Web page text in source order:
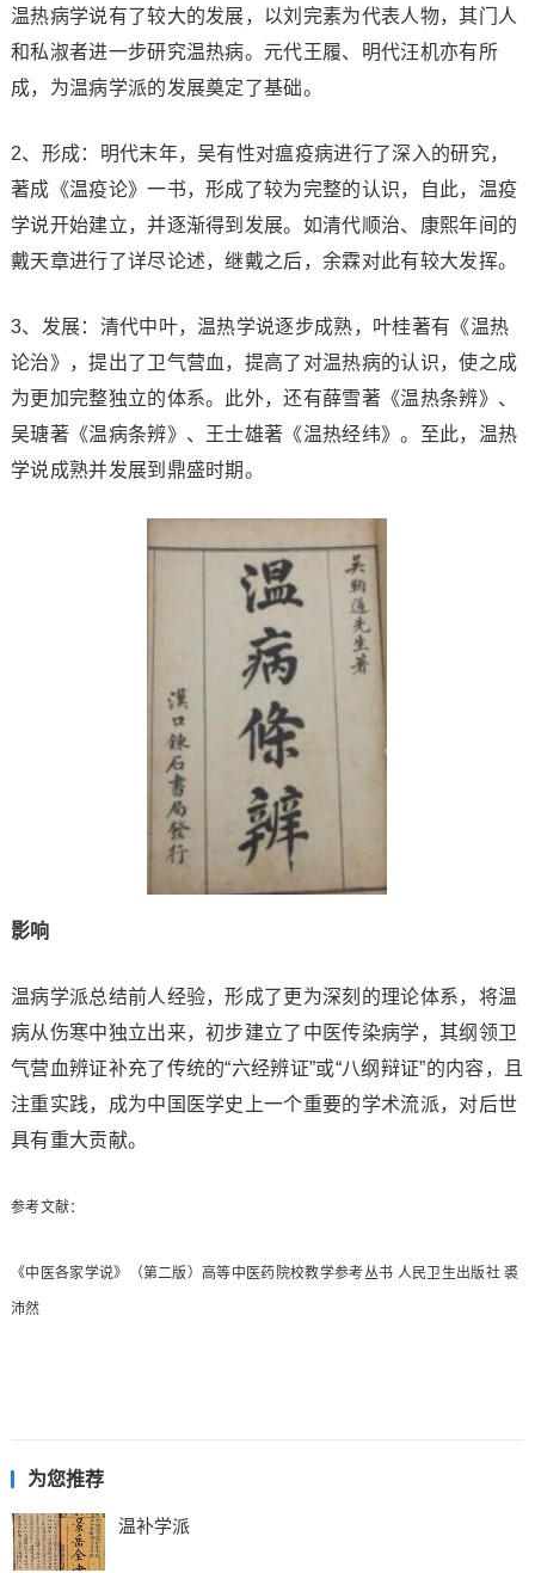
温热病学说有了较大的发展，以刘完素为代表人物，其门人
和私淑者进一步研究温热病。元代王履、明代汪机亦有所
成，为温病学派的发展奠定了基础。
2、形成：明代末年，吴有性对瘟疫病进行了深入的研究，
著成《温疫论》一书，形成了较为完整的认识，自此，温疫
学说开始建立，并逐渐得到发展。如清代顺治、康熙年间的
戴天章进行了详尽论述，继戴之后，余霖对此有较大发挥。
3、发展：清代中叶，温热学说逐步成熟，叶桂著有《温热
论治》，提出了卫气营血，提高了对温热病的认识，使之成
为更加完整独立的体系。此外，还有薛雪著《温热条辨》、
吴瑭著《温病条辨》、王士雄著《温热经纬》。至此，温热
学说成熟并发展到鼎盛时期。
影响
温病学派总结前人经验，形成了更为深刻的理论体系，将温
病从伤寒中独立出来，初步建立了中医传染病学，其纲领卫
气营血辨证补充了传统的“六经辨证”或“八纲辩证”的内容，且
注重实践，成为中国医学史上一个重要的学术流派，对后世
具有重大贡献。
参考文献：
《中医各家学说》（第二版）高等中医药院校教学参考丛书 人民卫生出版社 裘
沛然
为您推荐
温补学派